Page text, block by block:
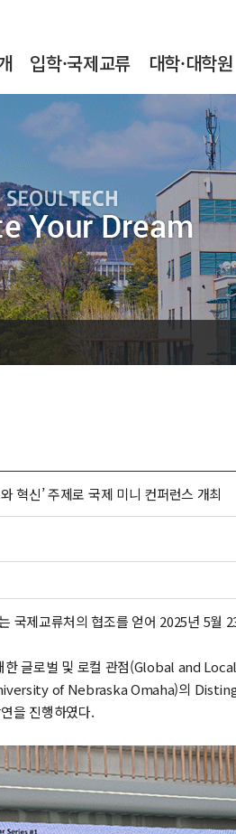
입학·국제교류 대학·대학원
혁신’ 주제로 국제 미니 컨퍼런스 개최
국제교류처의 협조를 얻어 2025년 5월
한 글로벌 및 로컬 관점(Global and
of Nebraska Omaha)의
을 진행하였다.